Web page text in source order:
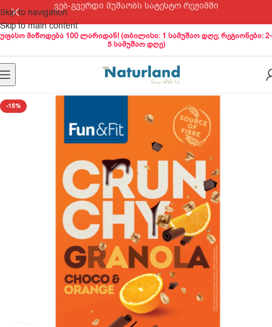
Skip to navigation
Skip to main content
ვებ-გვერდი მუშაობს სატესტო რეჟიმში
უფასო მიწოდება 100 ლარიდან! (თბილისი: 1 სამუშაო დღე; რეგიონები: 2-
5 სამუშაო დღე)
-15%